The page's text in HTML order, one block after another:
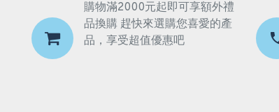
購物滿2000元起即可享額外禮
品換購 趕快來選購您喜愛的產
品，享受超值優惠吧